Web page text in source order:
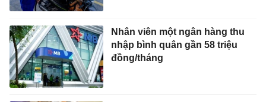
Nhân viên một ngân hàng thu
nhập bình quân gần 58 triệu
đồng/tháng